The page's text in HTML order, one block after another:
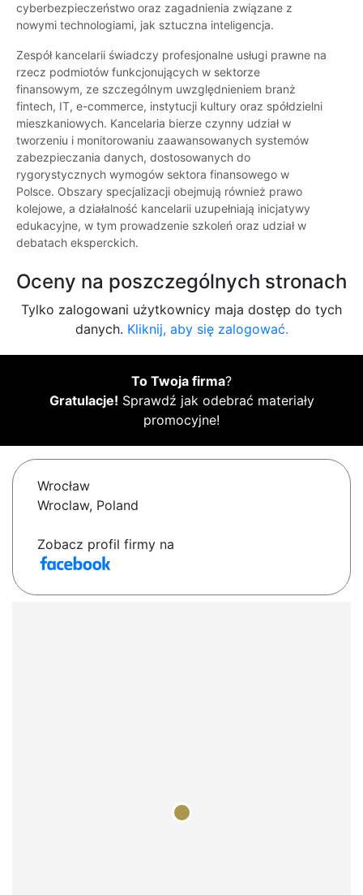
cyberbezpieczeństwo oraz zagadnienia związane z
nowymi technologiami, jak sztuczna inteligencja.
Zespół kancelarii świadczy profesjonalne usługi prawne na
rzecz podmiotów funkcjonujących w sektorze
finansowym, ze szczególnym uwzględnieniem branż
fintech, IT, e-commerce, instytucji kultury oraz spółdzielni
mieszkaniowych. Kancelaria bierze czynny udział w
tworzeniu i monitorowaniu zaawansowanych systemów
zabezpieczania danych, dostosowanych do
rygorystycznych wymogów sektora finansowego w
Polsce. Obszary specjalizacji obejmują również prawo
kolejowe, a działalność kancelarii uzupełniają inicjatywy
edukacyjne, w tym prowadzenie szkoleń oraz udział w
debatach eksperckich.
Oceny na poszczególnych stronach
Tylko zalogowani użytkownicy maja dostęp do tych
danych. Kliknij, aby się zalogować.
To Twoja firma?
Gratulacje! Sprawdź jak odebrać materiały
promocyjne!
Wrocław
Wroclaw, Poland
Zobacz profil firmy na